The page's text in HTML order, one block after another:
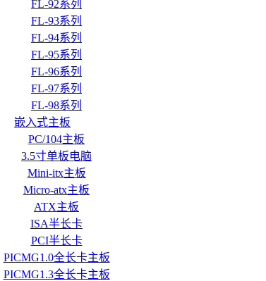
FL-92系列
FL-93系列
FL-94系列
FL-95系列
FL-96系列
FL-97系列
FL-98系列
嵌入式主板
PC/104主板
3.5寸单板电脑
Mini-itx主板
Micro-atx主板
ATX主板
ISA半长卡
PCI半长卡
PICMG1.0全长卡主板
PICMG1.3全长卡主板